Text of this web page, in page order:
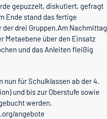
gepuzzelt, diskutiert, gefragt
Ende stand das fertige
der drei Gruppen.Am Nachmittag
Metaebene über den Einsatz
und das Anleiten fleißig
nun für Schulklassen ab der 4.
und bis zur Oberstufe sowie
werden.
angebote